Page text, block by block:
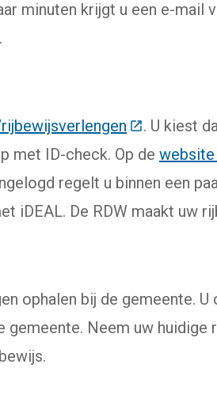
minuten krijgt u een e-mail
(Deze link
. U kiest
met ID-check. Op de website
regelt u binnen een
iDEAL. De RDW maakt uw
ophalen bij de gemeente. U
gemeente. Neem uw huidige